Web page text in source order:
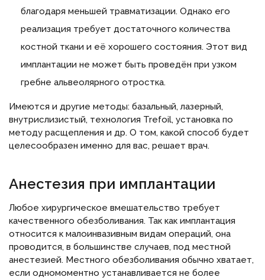
благодаря меньшей травматизации. Однако его
реализация требует достаточного количества
костной ткани и её хорошего состояния. Этот вид
имплантации не может быть проведён при узком
гребне альвеолярного отростка.
Имеются и другие методы: базальный, лазерный,
внутрислизистый, технология Trefoil, установка по
методу расщепления и др. О том, какой способ будет
целесообразен именно для вас, решает врач.
Анестезия при имплантации
Любое хирургическое вмешательство требует
качественного обезболивания. Так как имплантация
относится к малоинвазивным видам операций, она
проводится, в большинстве случаев, под местной
анестезией. Местного обезболивания обычно хватает,
если одномоментно устанавливается не более